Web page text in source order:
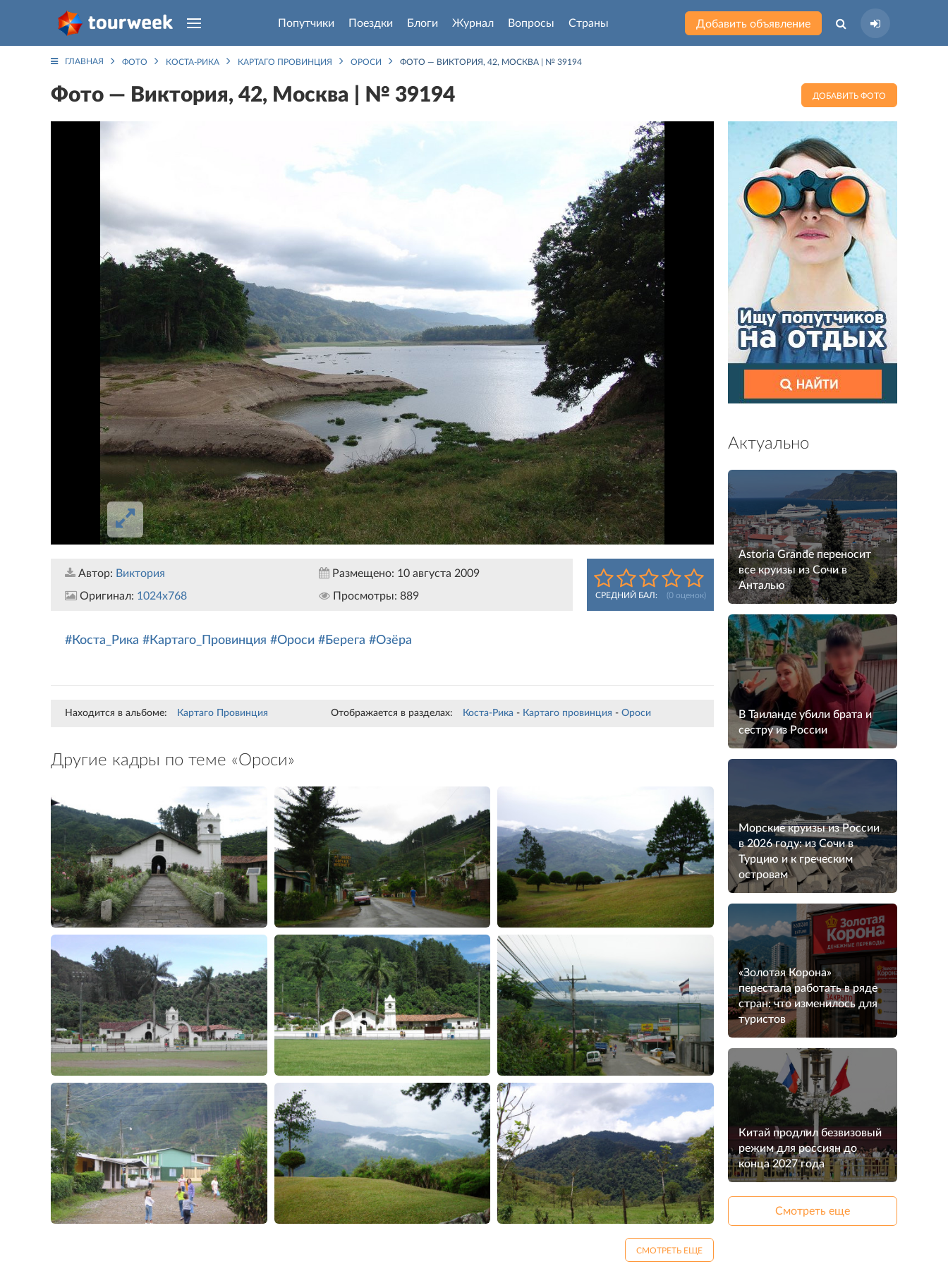
Попутчики Поездки Блоги Журнал Вопросы Страны Добавить объявление
ГЛАВНАЯ ФОТО КОСТА-РИКА КАРТАГО ПРОВИНЦИЯ ОРОСИ ФОТО — ВИКТОРИЯ, 42, МОСКВА | № 39194
Фото — Виктория, 42, Москва | № 39194 ДОБАВИТЬ ФОТО
Автор: Виктория
Оригинал: 1024x768
Размещено: 10 августа 2009
Просмотры: 889 СРЕДНИЙ БАЛ: (0оценок)
#Коста_Рика #Картаго_Провинция #Ороси #Берега #Озёра
Находится в альбоме: Картаго Провинция Отображается в разделах: Коста-Рика - Картаго провинция - Ороси
Другие кадры по теме «Ороси»
СМОТРЕТЬ ЕЩЕ
Актуально
Astoria Grande переносит
все круизы из Сочи в
Анталью
В Таиланде убили брата и
сестру из России
Морские круизы из России
в 2026 году: из Сочи в
Турцию и к греческим
островам
«Золотая Корона»
перестала работать в ряде
стран: что изменилось для
туристов
Китай продлил безвизовый
режим для россиян до
конца 2027 года
Смотреть еще